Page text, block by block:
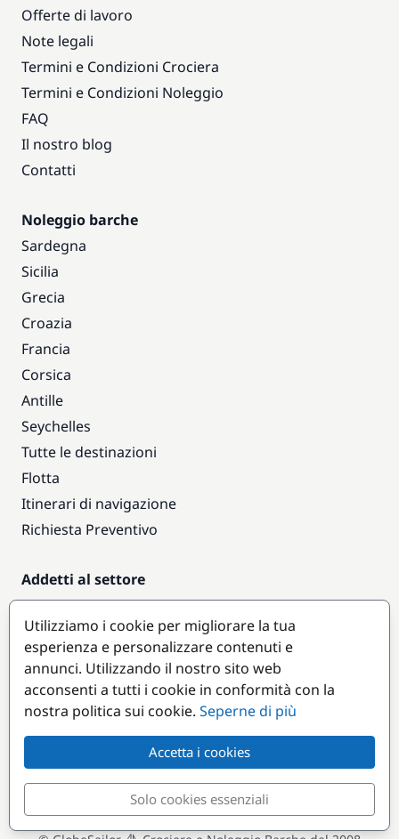
Offerte di lavoro
Note legali
Termini e Condizioni Crociera
Termini e Condizioni Noleggio
FAQ
Il nostro blog
Contatti
Noleggio barche
Sardegna
Sicilia
Grecia
Croazia
Francia
Corsica
Antille
Seychelles
Tutte le destinazioni
Flotta
Itinerari di navigazione
Richiesta Preventivo
Addetti al settore
Accesso armatori
Diventare partner
Destinazioni popolari
Utilizziamo i cookie per migliorare la tua
esperienza e personalizzare contenuti e
annunci. Utilizzando il nostro sito web
acconsenti a tutti i cookie in conformità con la
nostra politica sui cookie. Seperne di più
Accetta i cookies
Solo cookies essenziali